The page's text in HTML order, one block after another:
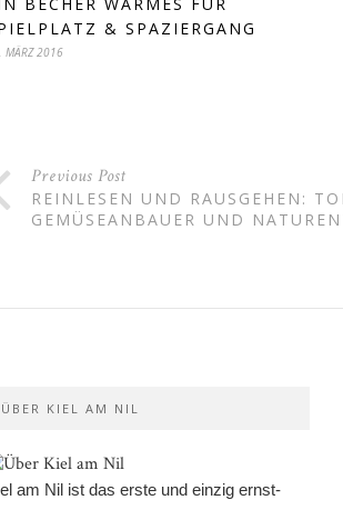
& SPAZIERGANG
MÄRZ 2016
Previous Post
REINLESEN UND RAUSGEHEN:
GEMÜSEANBAUER UND
ÜBER KIEL AM NIL
am Nil ist das erste und einzig ernst-